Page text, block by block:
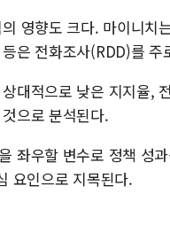
영향도 크다. 마이니
은 전화조사(RDD)를 주
대적으로 낮은 지지율,
으로 분석된다.
좌우할 변수로 정책 성
요인으로 지목된다.